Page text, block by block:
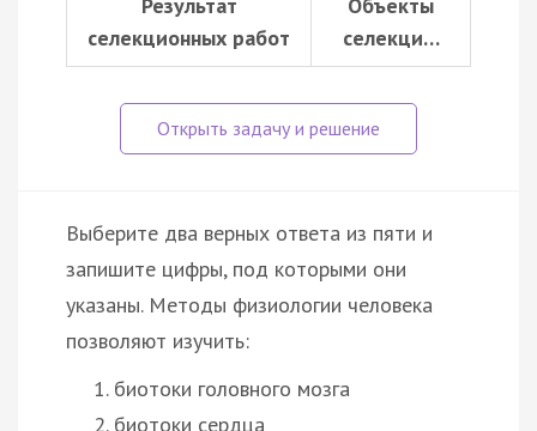
селекционных работ
селекци…
Выберите два верных ответа из пяти и
запишите цифры, под которыми они
указаны. Методы физиологии человека
позволяют изучить:
биотоки головного мозга
биотоки сердца